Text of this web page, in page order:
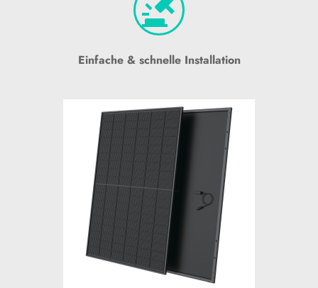
Einfache & schnelle Installation